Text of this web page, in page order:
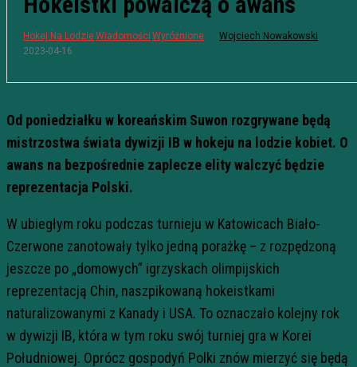
Hokej Na LodzieWiadomości Wyróżnione
Wojciech Nowakowski
2023-04-16
Od poniedziałku w koreańskim Suwon rozgrywane będą
mistrzostwa świata dywizji IB w hokeju na lodzie kobiet. O
awans na bezpośrednie zaplecze elity walczyć będzie
reprezentacja Polski.
W ubiegłym roku podczas turnieju w Katowicach Biało-
Czerwone zanotowały tylko jedną porażkę – z rozpędzoną
jeszcze po „domowych” igrzyskach olimpijskich
reprezentacją Chin, naszpikowaną hokeistkami
naturalizowanymi z Kanady i USA. To oznaczało kolejny rok
w dywizji IB, która w tym roku swój turniej gra w Korei
Południowej. Oprócz gospodyń Polki znów mierzyć się będą